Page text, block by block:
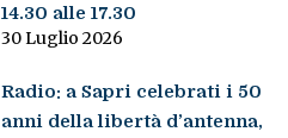
14.30 alle 17.30
30 Luglio 2026
Radio: a Sapri celebrati i 50
anni della libertà d’antenna,